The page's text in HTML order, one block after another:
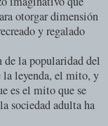
otorgar dimensión
y regalado
la popularidad del
leyenda, el mito, y
es el mito que se
sociedad adulta ha